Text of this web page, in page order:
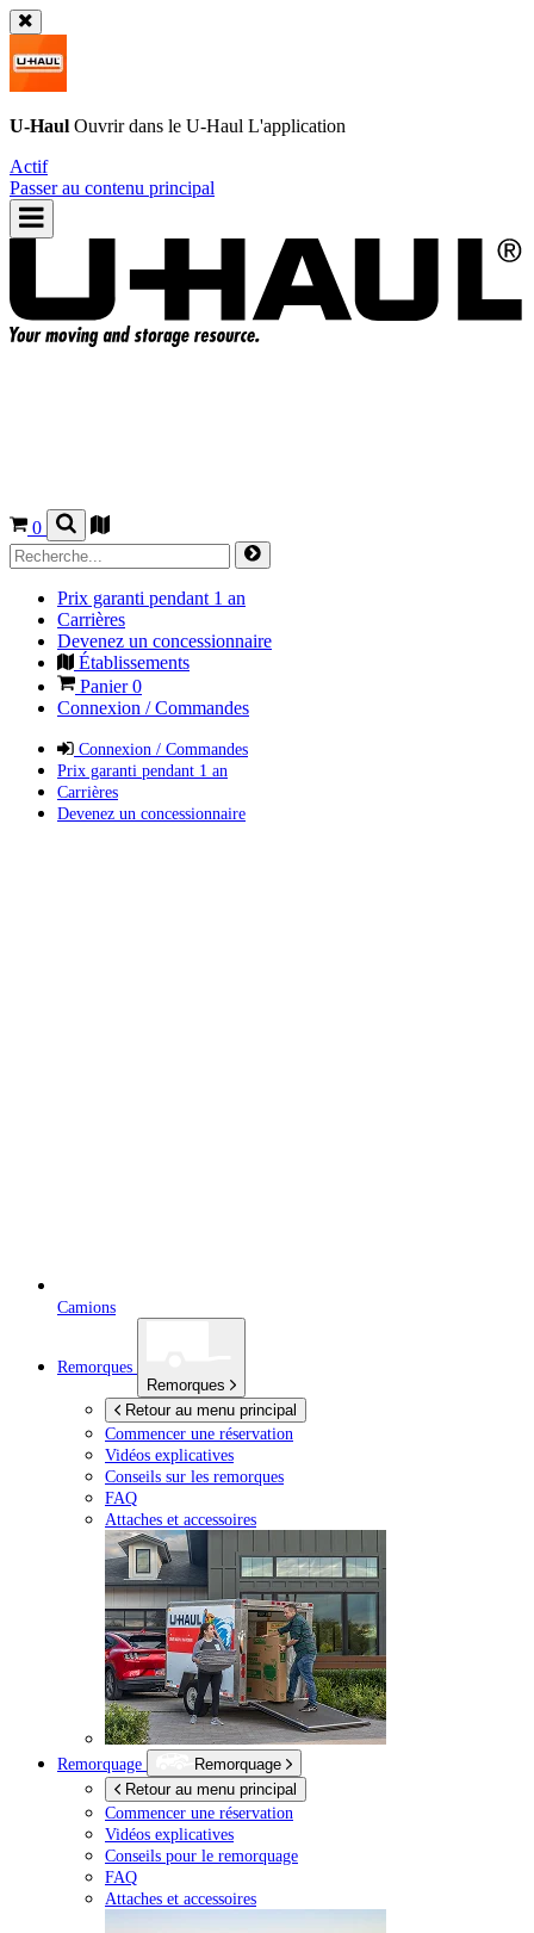
U-Haul Ouvrir dans le U-Haul L'application
Actif
Passer au contenu principal
0
Prix garanti pendant 1 an
Carrières
Devenez un concessionnaire
Établissements
Panier0
Connexion / Commandes
Connexion / Commandes
Prix garanti pendant 1 an
Carrières
Devenez un concessionnaire
Camions
Remorques
Remorques
Retour au menu principal
Commencer une réservation
Vidéos explicatives
Conseils sur les remorques
FAQ
Attaches et accessoires
Remorquage
Remorquage
Retour au menu principal
Commencer une réservation
Vidéos explicatives
Conseils pour le remorquage
FAQ
Attaches et accessoires